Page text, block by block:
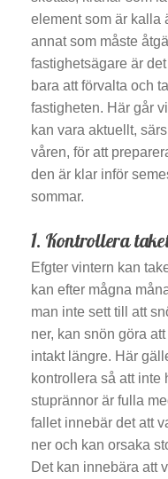
element som är kalla
annat som måste
fastighetsägare är
bara att förvalta och
fastigheten. Här går
kan vara aktuellt,
våren, för att
den är klar inför
sommar.
1. Kontrollera
Efgter vintern kan
kan efter mågna
man inte sett till att
ner, kan snön göra
intakt längre. Här
kontrollera så att inte
stuprännor är fulla
fallet innebär det att
ner och kan orsaka
Det kan innebära att